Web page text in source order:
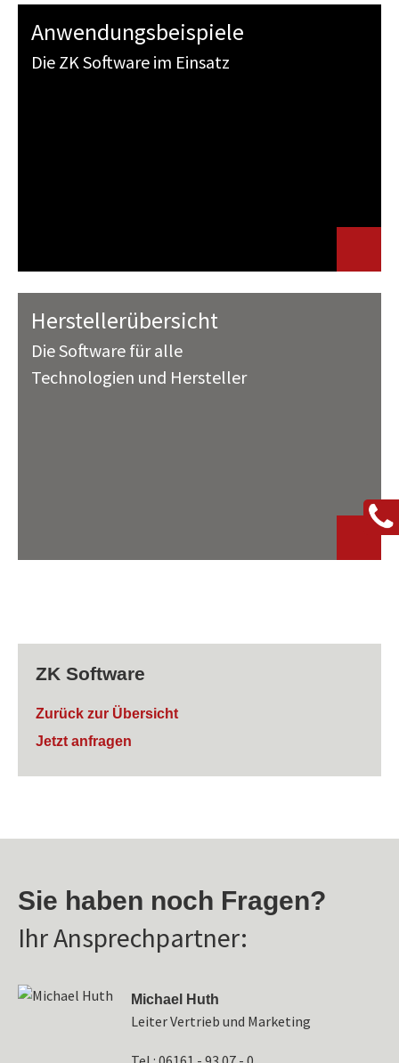
Anwendungsbeispiele
Die ZK Software im Einsatz
Herstellerübersicht
Die Software für alle
Technologien und Hersteller
ZK Software
Zurück zur Übersicht
Jetzt anfragen
Sie haben noch Fragen?
Ihr Ansprechpartner:
Michael Huth
Leiter Vertrieb und Marketing